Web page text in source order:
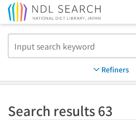
Refiners
Search results 63